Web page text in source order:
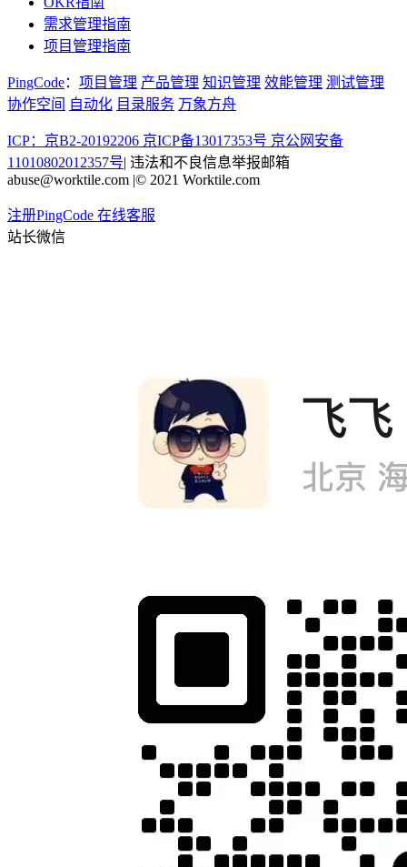
需求管理指南
项目管理指南
PingCode： 项目管理 产品管理 知识管理 效能管理 测试管理
协作空间
自动化 目录服务 万象方舟
ICP：京B2-20192206 京ICP备13017353号 京公网安备
11010802012357号 违法和不良信息举报邮箱
abuse@worktile.com © 2021 Worktile.com
注册PingCode 在线客服
站长微信